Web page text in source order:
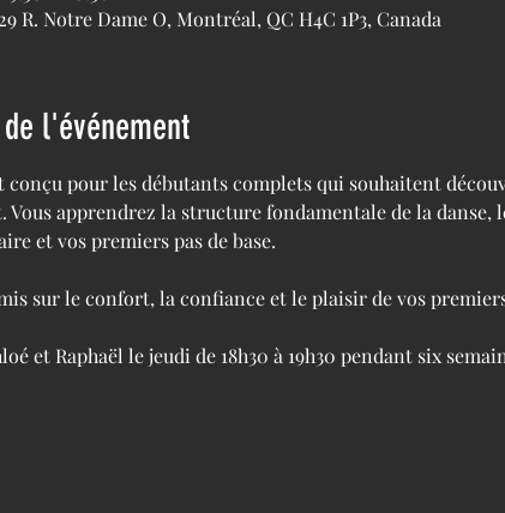
R. Notre Dame O, Montréal, QC H4C 1P3, Canada
l'événement
conçu pour les débutants complets qui souhaitent
Vous apprendrez la structure fondamentale de la
et vos premiers pas de base.
sur le confort, la confiance et le plaisir de vos
et Raphaël le jeudi de 18h30 à 19h30 pendant six